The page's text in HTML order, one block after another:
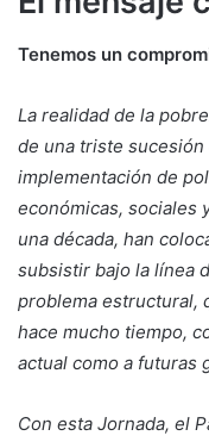
Tenemos un
La realidad de la
de una triste
implementación de
económicas, sociales
una década, han
subsistir bajo la línea
problema estructural,
hace mucho tiempo,
actual como a futuras
Con esta Jornada, el